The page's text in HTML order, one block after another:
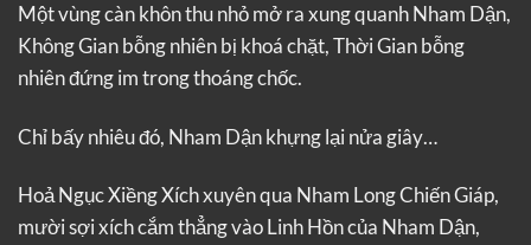
Một vùng càn khôn thu nhỏ mở ra xung quanh Nham Dận,
Không Gian bỗng nhiên bị khoá chặt, Thời Gian bỗng
nhiên đứng im trong thoáng chốc.
Chỉ bấy nhiêu đó, Nham Dận khựng lại nửa giây…
Hoả Ngục Xiềng Xích xuyên qua Nham Long Chiến Giáp,
mười sợi xích cắm thẳng vào Linh Hồn của Nham Dận,